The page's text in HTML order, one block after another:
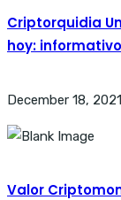
Criptorquidia
hoy:
December 18, 2021
Valor